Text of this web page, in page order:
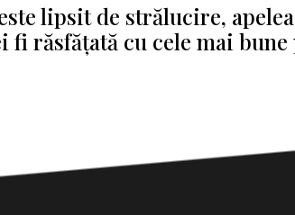
lipsit de strălucire,
fi răsfățată cu cele mai